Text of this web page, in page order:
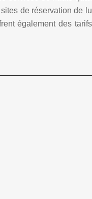
de réservation de
également des